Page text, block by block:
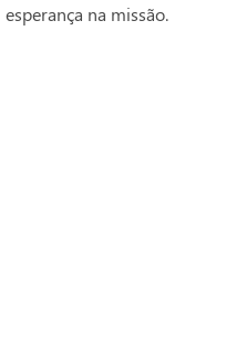
esperança na missão.